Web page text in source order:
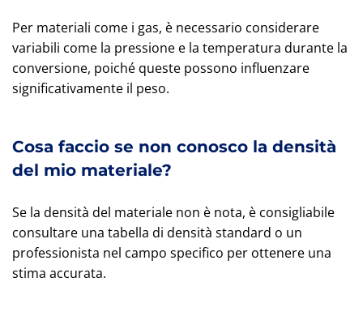
Per materiali come i gas, è necessario considerare
variabili come la pressione e la temperatura durante la
conversione, poiché queste possono influenzare
significativamente il peso.
Cosa faccio se non conosco la densità
del mio materiale?
Se la densità del materiale non è nota, è consigliabile
consultare una tabella di densità standard o un
professionista nel campo specifico per ottenere una
stima accurata.